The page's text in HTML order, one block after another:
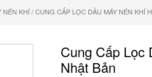
NÉN KHÍ/ CUNG CẤP LỌC DẦU MÁY NÉN KHÍ
Cung Cấp Lọc
Nhật Bản